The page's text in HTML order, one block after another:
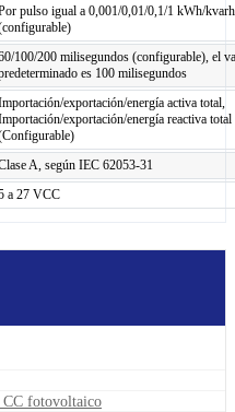
pulso igual a 0,001/0,01/0,1/1 kWh/kvarh
100/200 milisegundos (configurable), el
es 100 milisegundos
exportación/energía activa total,
exportación/energía reactiva total
A, según IEC 62053-31
a 27 VCC
fotovoltaico